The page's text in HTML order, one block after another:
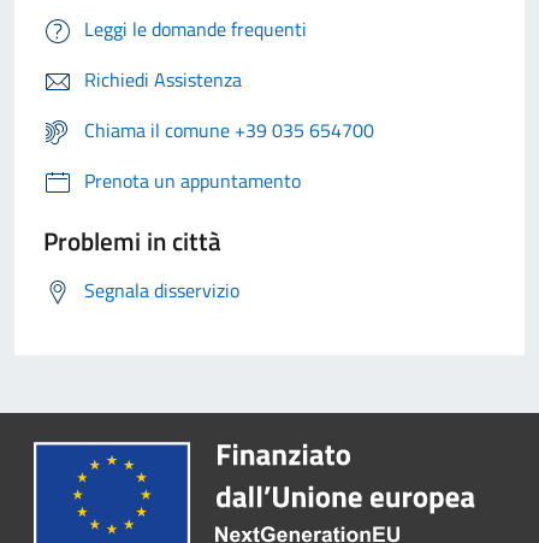
Leggi le domande frequenti
Richiedi Assistenza
Chiama il comune +39 035 654700
Prenota un appuntamento
Problemi in città
Segnala disservizio